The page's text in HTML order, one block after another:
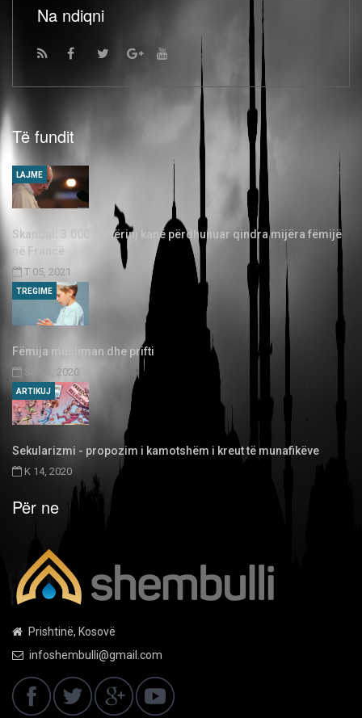
Na ndiqni
Të fundit
Skandal: 3.000 priftërinj kanë përdhunuar qindra mijëra fëmijë
në Francë
T 05, 2021
LAJME
Fëmija musliman dhe prifti
SH 03, 2020
TREGIME
Sekularizmi - propozim i kamotshëm i kreut të munafikëve
K 14, 2020
ARTIKUJ
Për ne
Prishtinë, Kosovë
infoshembulli@gmail.com